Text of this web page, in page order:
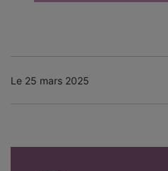
Le 25 mars 2025